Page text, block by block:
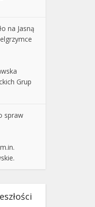
na Jasną
Grup
spraw